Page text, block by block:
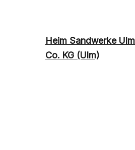
Heim Sandwerke
Co. KG (Ulm)